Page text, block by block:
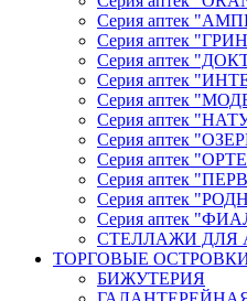
Серия аптек
Серия аптек
Серия аптек
Серия аптек
Серия аптек
Серия аптек
Серия аптек
Серия аптек
Серия аптек
Серия аптек
Серия аптек
СТЕЛЛАЖИ ДЛЯ
ТОРГОВЫЕ
БИЖУТЕРИЯ